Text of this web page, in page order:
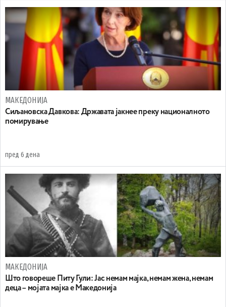
МАКЕДОНИЈА
Сиљановска Давкова: Државата јакнее преку националното
помирување
пред 6 дена
МАКЕДОНИЈА
Што говореше Питу Гули: Јас немам мајка, немам жена, немам
деца – мојата мајка е Македонија